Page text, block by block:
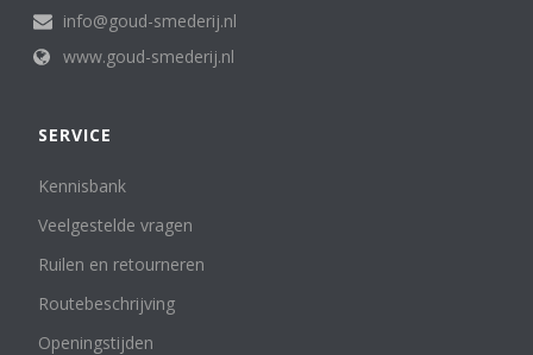
info@goud-smederij.nl
www.goud-smederij.nl
SERVICE
Kennisbank
Veelgestelde vragen
Ruilen en retourneren
Routebeschrijving
Openingstijden